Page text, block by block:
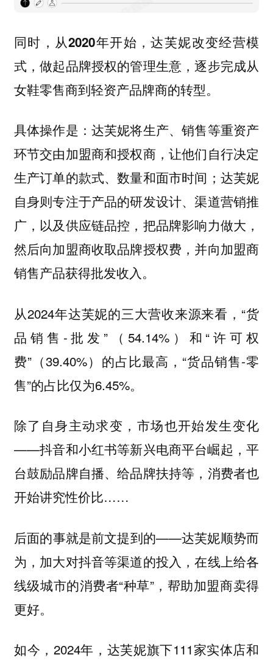
同时， 从2020年开始，达芙妮改变经营模
式，做起品牌授权的管理生意，逐步完成从
女鞋零售商到轻资产品牌商的转型。
具体操作是：达芙妮将生产、销售等重资产
环节交由加盟商和授权商，让他们自行决定
生产订单的款式、数量和面市时间；达芙妮
自身则专注于产品的研发设计、渠道营销推
广，以及供应链品控，把品牌影响力做大，
然后向加盟商收取品牌授权费，并向加盟商
销售产品获得批发收入。
从2024年达芙妮的三大营收来源来看，“货
品销售-批发”（54.14%）和“许可权
费”（39.40%）的占比最高，“货品销售-零
售”的占比仅为6.45%。
除了自身主动求变，市场也开始发生变化
——抖音和小红书等新兴电商平台崛起，平
台鼓励品牌自播、给品牌扶持等，消费者也
开始讲究性价比……
后面的事就是前文提到的——达芙妮顺势而
为，加大对抖音等渠道的投入，在线上给各
线级城市的消费者“种草”，帮助加盟商卖得
更好。
如今，2024年，达芙妮旗下111家实体店和